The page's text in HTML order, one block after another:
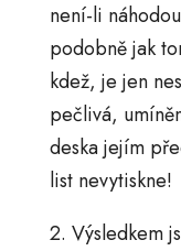
není-li
podobně jak
kdež, je jen
pečlivá,
deska jejím
list nevytiskne!
2. Výsledkem